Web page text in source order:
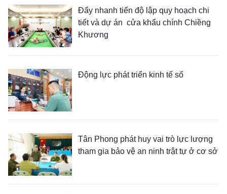
Đẩy nhanh tiến độ lập quy hoạch chi
tiết và dự án cửa khẩu chính Chiềng
Khương
Động lực phát triển kinh tế số
Tân Phong phát huy vai trò lực lượng
tham gia bảo vệ an ninh trật tự ở cơ sở